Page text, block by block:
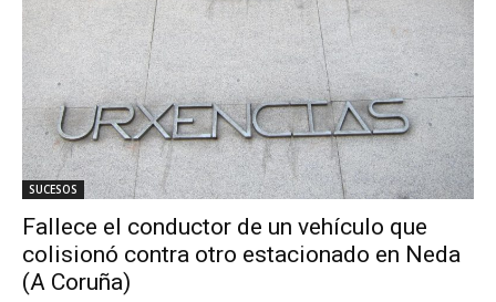
SUCESOS
Fallece el conductor de un vehículo que
colisionó contra otro estacionado en Neda
(A Coruña)